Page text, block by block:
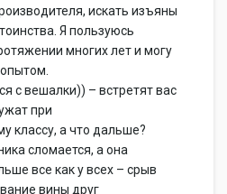
искать изъяны
Я пользуюсь
многих лет и могу
с вешалки)) – встретят вас
при
классу, а что дальше?
сломается, а она
все как у всех – срыв
вины друг